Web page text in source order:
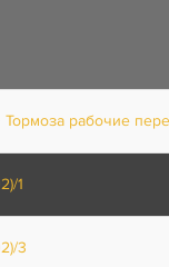
Тормоза рабочие
1
3